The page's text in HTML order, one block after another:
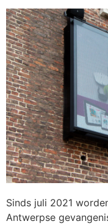
Sinds juli 2021
Antwerpse